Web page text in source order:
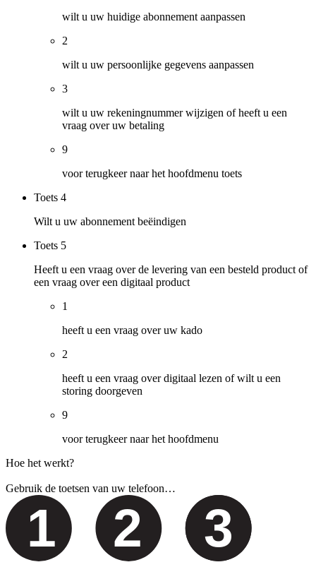
wilt u uw huidige abonnement aanpassen
2
wilt u uw persoonlijke gegevens aanpassen
3
wilt u uw rekeningnummer wijzigen of heeft u een
vraag over uw betaling
9
voor terugkeer naar het hoofdmenu toets
Toets 4
Wilt u uw abonnement beëindigen
Toets 5
Heeft u een vraag over de levering van een besteld product of
een vraag over een digitaal product
1
heeft u een vraag over uw kado
2
heeft u een vraag over digitaal lezen of wilt u een
storing doorgeven
9
voor terugkeer naar het hoofdmenu
Hoe het werkt?
Gebruik de toetsen van uw telefoon…
1 2
3